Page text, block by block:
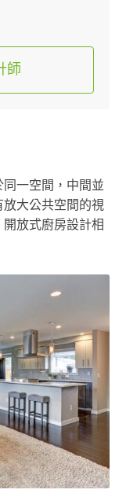
師
一空間，中間並
大公共空間的視
放式廚房設計相